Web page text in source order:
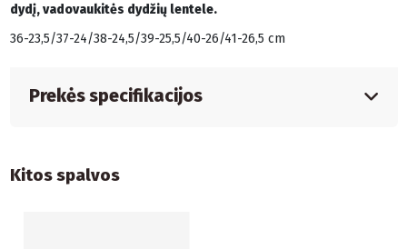
dydį, vadovaukitės dydžių lentele.
36-23,5/37-24/38-24,5/39-25,5/40-26/41-26,5 cm
Prekės specifikacijos
Kitos spalvos